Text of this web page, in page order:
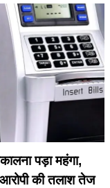
पड़ा महंगा,
की तलाश तेज